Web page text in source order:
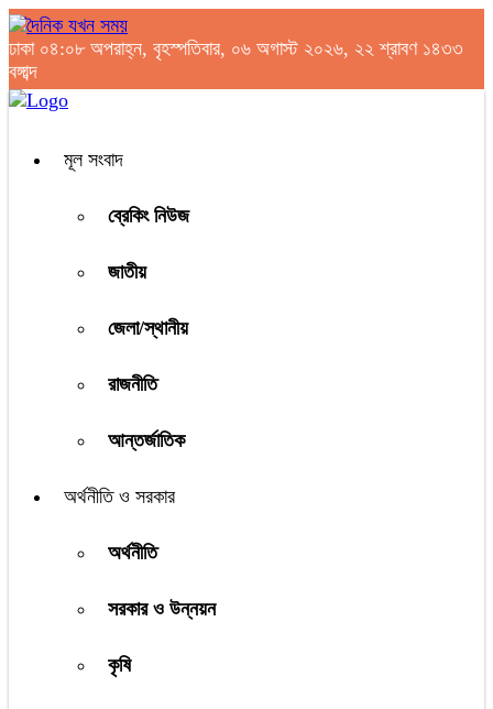
ঢাকা ০৪:০৮ অপরাহ্ন, বৃহস্পতিবার, ০৬ অগাস্ট ২০২৬, ২২ শ্রাবণ ১৪৩৩
বঙ্গাব্দ
মূল সংবাদ
ব্রেকিং নিউজ
জাতীয়
জেলা/স্থানীয়
রাজনীতি
আন্তর্জাতিক
অর্থনীতি ও সরকার
অর্থনীতি
সরকার ও উন্নয়ন
কৃষি